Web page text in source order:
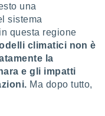
una
sistema
questa regione
climatici non è
la
e gli impatti
Ma dopo tutto,